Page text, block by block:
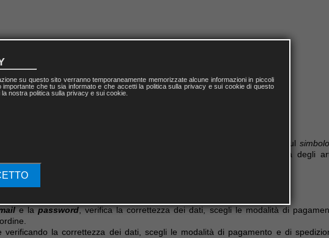
acquistare. Per selezionare un oggetto è sufficiente cliccare sul
momento potrai controllarne il contenuto e modificare la quantità degli
e lapassword, verifica la correttezza dei dati, scegli le modalità di
verificando la correttezza dei dati, scegli le modalità di pagamento e di
su questo sito verranno temporaneamente memorizzate alcune informazioni in piccoli
importante che tu sia informato e che accetti la politica sulla privacy e sui cookie di questo
nostra politica sulla privacy e sui cookie.